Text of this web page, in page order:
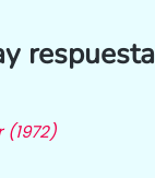
respuesta
(1972)